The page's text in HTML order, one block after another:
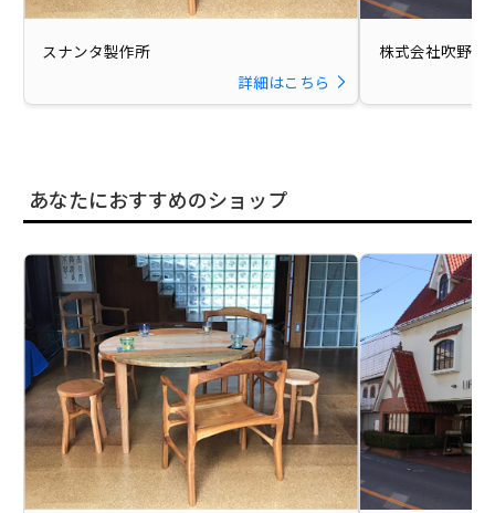
スナンタ製作所
詳細はこちら
株式会社吹野家
あなたにおすすめのショップ